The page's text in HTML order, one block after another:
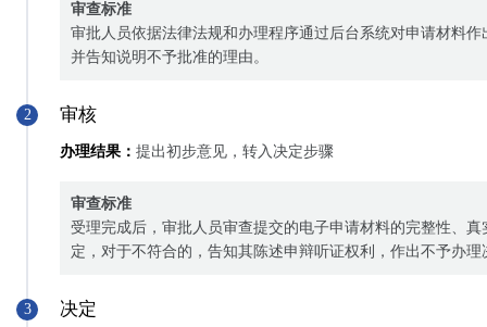
审查标准
审批人员依据法律法规和办理程序通过后台系统对申请材料
并告知说明不予批准的理由。
2 审核
办理结果： 提出初步意见，转入决定步骤
审查标准
受理完成后，审批人员审查提交的电子申请材料的完整性、
定，对于不符合的，告知其陈述申辩听证权利，作出不予办理
3 决定